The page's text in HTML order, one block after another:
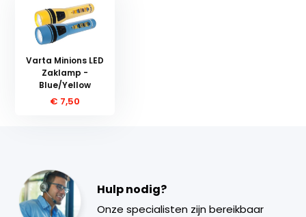
Varta Minions LED
Zaklamp -
Blue/Yellow
€ 7,50
Hulp nodig?
Onze specialisten zijn bereikbaar